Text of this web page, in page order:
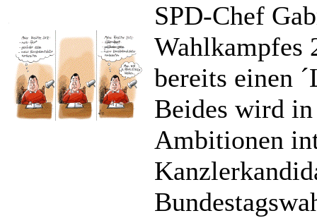
SPD-Chef
Wahlkampfes
bereits einen
Beides wird
Ambitionen